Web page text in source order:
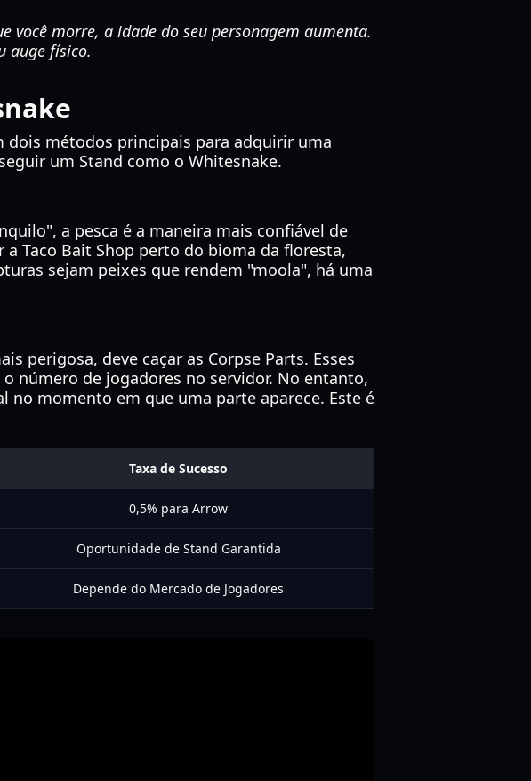
você morre, a idade do seu personagem aumenta.
auge físico.
dois métodos principais para adquirir uma
um Stand como o Whitesnake.
a pesca é a maneira mais confiável de
Taco Bait Shop perto do bioma da floresta,
sejam peixes que rendem "moola", há uma
perigosa, deve caçar as Corpse Parts. Esses
número de jogadores no servidor. No entanto,
no momento em que uma parte aparece. Este é
Taxa de Sucesso
0,5% para Arrow
Oportunidade de Stand Garantida
Depende do Mercado de Jogadores